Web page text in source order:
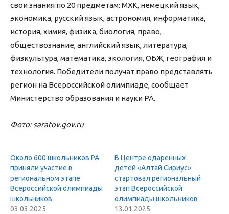
свои знания по 20 предметам: МХК, немецкий язык,
экономика, русский язык, астрономия, информатика,
история, химия, физика, биология, право,
обществознание, английский язык, литература,
физкультура, математика, экология, ОБЖ, география и
технология. Победители получат право представлять
регион на Всероссийской олимпиаде, сообщает
Министерство образования и науки РА.
Фото: saratov.gov.ru
Около 600 школьников РА
приняли участие в
региональном этапе
Всероссийской олимпиады
школьников
03.03.2025
В Центре одаренных
детей «Алтай.Сириус»
стартовал региональный
этап Всероссийской
олимпиады школьников
13.01.2025